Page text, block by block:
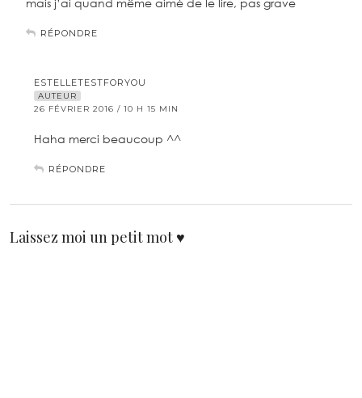
mais j’ai quand même aimé de le lire, pas grave
RÉPONDRE
ESTELLETESTFORYOU
AUTEUR
26 FÉVRIER 2016 / 10 H 15 MIN
Haha merci beaucoup ^^
RÉPONDRE
Laissez moi un petit mot ♥